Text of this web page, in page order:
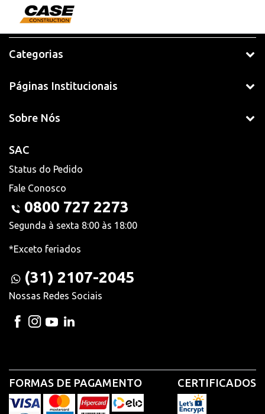
Categorias
Páginas Institucionais
Sobre Nós
SAC
Status do Pedido
Fale Conosco
0800 727 2273
Segunda à sexta 8:00 às 18:00
*Exceto feriados
(31) 2107-2045
Nossas Redes Sociais
FORMAS DE PAGAMENTO CERTIFICADOS